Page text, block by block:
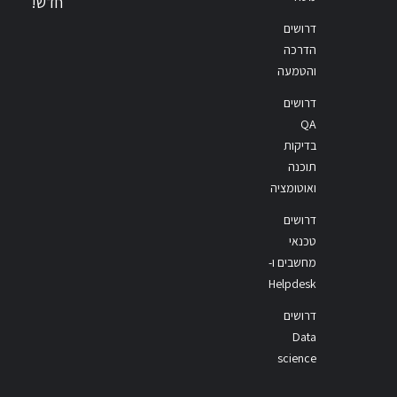
דרושים
הדרכה
והטמעה
דרושים
QA
בדיקות
תוכנה
ואוטומציה
דרושים
טכנאי
מחשבים ו-
Helpdesk
דרושים
Data
science